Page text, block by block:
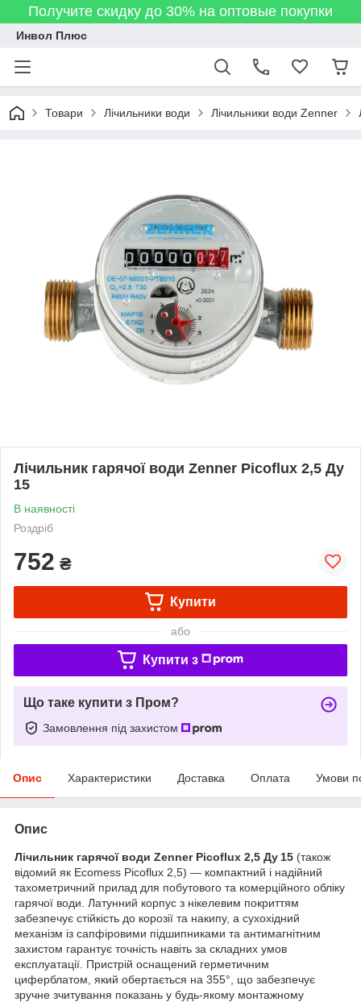
Получите скидку до 30% на оптовые покупки
Инвол Плюс
Товари Лічильники води Лічильники води Zenner
Лічильник гарячої води Zenner Picoflux 2,5 Ду
15
В наявності
Роздріб
752 ₴
Купити
або
Купити з
Що таке купити з Пром?
Замовлення під захистом
Опис Характеристики Доставка Оплата Умови
Опис
Лічильник гарячої води Zenner Picoflux 2,5 Ду 15 (також
відомий як Ecomess Picoflux 2,5) — компактний і надійний
тахометричний прилад для побутового та комерційного обліку
гарячої води. Латунний корпус з нікелевим покриттям
забезпечує стійкість до корозії та накипу, а сухохідний
механізм із сапфіровими підшипниками та антимагнітним
захистом гарантує точність навіть за складних умов
експлуатації. Пристрій оснащений герметичним
циферблатом, який обертається на 355°, що забезпечує
зручне зчитування показань у будь-якому монтажному